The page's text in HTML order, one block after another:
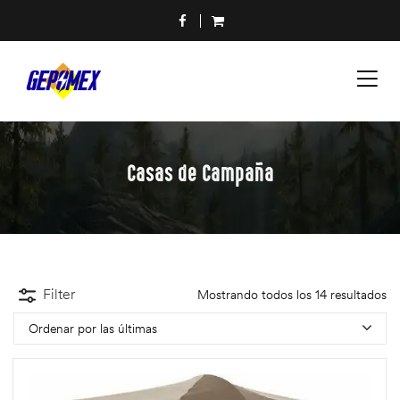
Casas de Campaña
Filter Mostrando todos los 14 resultados
Ordenar por las últimas